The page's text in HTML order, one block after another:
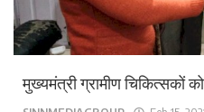
मुख्यमंत्री ग्रामीण चिकित्सकों